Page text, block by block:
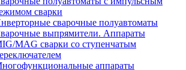
сварки
сварочные полуавтоматы
выпрямители. Аппараты
MAG сварки со ступенчатым
аппараты